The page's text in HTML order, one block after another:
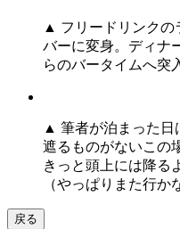
▲ フリードリンクの
バーに変身。ディナ
らのバータイムへ突
▲ 筆者が泊まった日
遮るものがないこの
きっと頭上には降る
（やっぱりまた行か
戻る